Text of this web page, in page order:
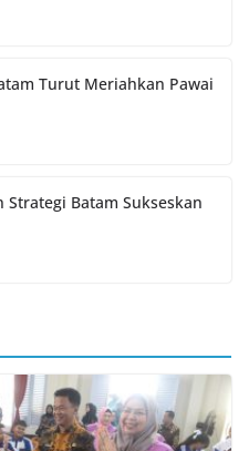
Turut Meriahkan Pawai
Batam Sukseskan